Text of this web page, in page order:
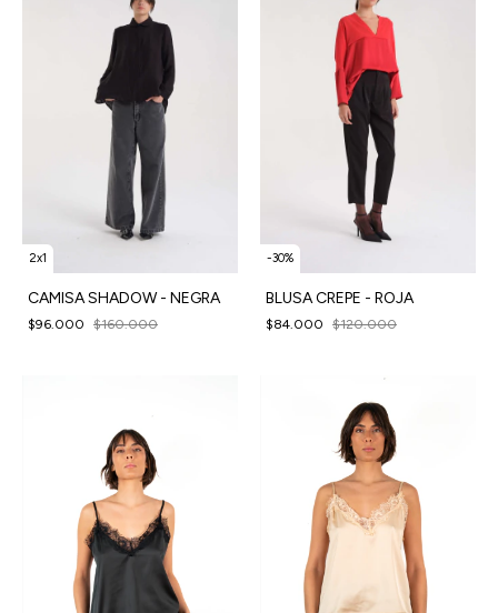
2x1
CAMISA SHADOW - NEGRA
$96.000 $160.000
-30%
BLUSA CREPE - ROJA
$84.000 $120.000